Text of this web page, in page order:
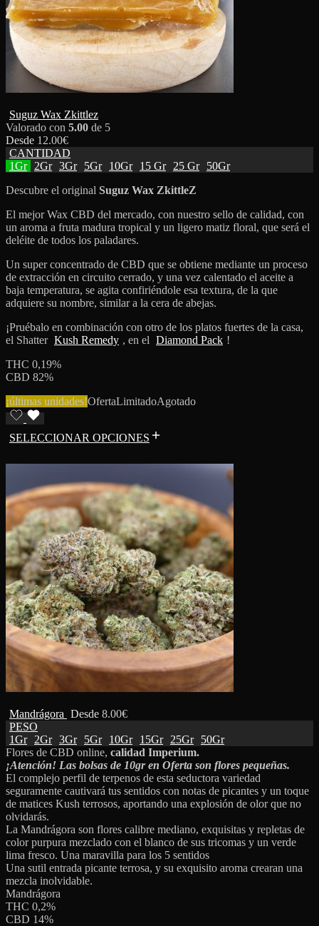
Suguz Wax Zkittlez
Valorado con 5.00 de 5
Desde 12.00€
CANTIDAD
1Gr
2Gr 3Gr 5Gr 10Gr 15 Gr 25 Gr
50Gr
Descubre el original Suguz Wax ZkittleZ
El mejor Wax CBD del mercado, con nuestro sello de calidad, con
un aroma a fruta madura tropical y un ligero matiz floral, que será el
deléite de todos los paladares.
Un super concentrado de CBD que se obtiene mediante un proceso
de extracción en circuito cerrado, y una vez calentado el aceite a
baja temperatura, se agita confiriéndole esa textura, de la que
adquiere su nombre, similar a la cera de abejas.
¡Pruébalo en combinación con otro de los platos fuertes de la casa,
el Shatter Kush Remedy , en el Diamond Pack !
THC 0,19%
CBD 82%
¡últimas unidades!OfertaLimitadoAgotado
SELECCIONAR OPCIONES
Mandrágora Desde 8.00€
PESO
1Gr
2Gr 3Gr 5Gr 10Gr 15Gr 25Gr
50Gr
Flores de CBD online, calidad Imperium.
¡Atención! Las bolsas de 10gr en Oferta son flores pequeñas.
El complejo perfil de terpenos de esta seductora variedad
seguramente cautivará tus sentidos con notas de picantes y un toque
de matices Kush terrosos, aportando una explosión de olor que no
olvidarás.
La Mandrágora son flores calibre mediano, exquisitas y repletas de
color purpura mezclado con el blanco de sus tricomas y un verde
lima fresco. Una maravilla para los 5 sentidos
Una sutil entrada picante terrosa, y su exquisito aroma crearan una
mezcla inolvidable.
Mandrágora
THC 0,2%
CBD 14%